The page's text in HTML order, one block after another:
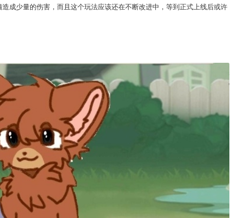
成少量的伤害，而且这个玩法应该还在不断改进中，等到正式上线后或许